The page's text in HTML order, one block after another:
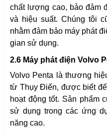
chất lượng cao, bảo đảm
và hiệu suất. Chúng tôi
nhằm đảm bảo máy phát
gian sử dụng.
2.6 Máy phát điện Volvo
Volvo Penta là thương
từ Thụy Điển, được biết
hoạt động tốt. Sản phẩm
sử dụng trong các ứng
năng cao.